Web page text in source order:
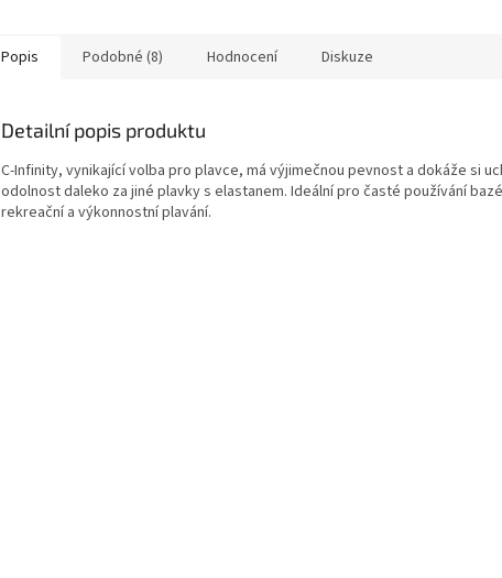
Popis Podobné (8) Hodnocení Diskuze
Detailní popis produktu
C-Infinity, vynikající volba pro plavce, má výjimečnou pevnost a dokáže si
odolnost daleko za jiné plavky s elastanem. Ideální pro časté používání
rekreační a výkonnostní plavání.